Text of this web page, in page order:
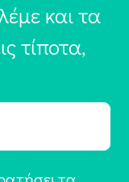
και τα
τίποτα,